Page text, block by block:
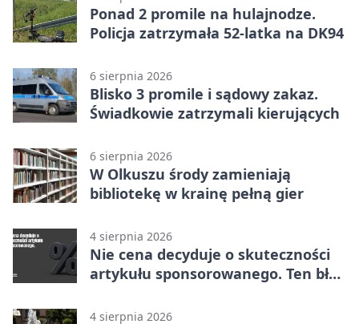
Ponad 2 promile na hulajnodze.
Policja zatrzymała 52-latka na DK94
6 sierpnia 2026
Blisko 3 promile i sądowy zakaz.
Świadkowie zatrzymali kierujących
6 sierpnia 2026
W Olkuszu środy zamieniają
bibliotekę w krainę pełną gier
4 sierpnia 2026
Nie cena decyduje o skuteczności
artykułu sponsorowanego. Ten błąd
4 sierpnia 2026